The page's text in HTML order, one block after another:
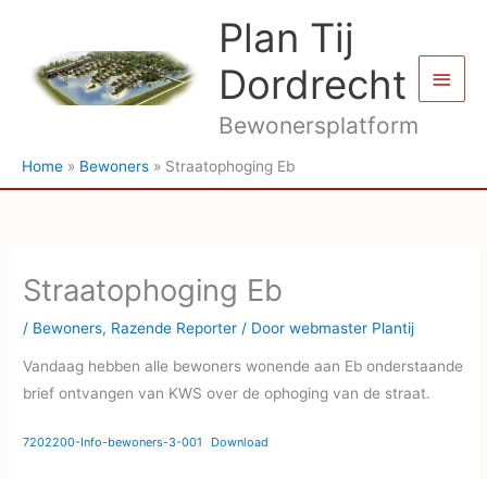
inhoud
Plan Tij
Dordrecht
Bewonersplatform
Home Bewoners Straatophoging Eb
Straatophoging Eb
/ Bewoners, Razende Reporter / Doorwebmaster Plantij
Vandaag hebben alle bewoners wonende aan Eb onderstaande
brief ontvangen van KWS over de ophoging van de straat.
7202200-Info-bewoners-3-001 Download